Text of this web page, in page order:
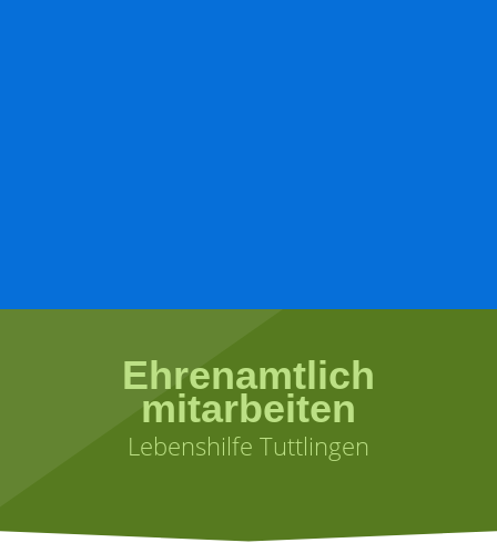
Ehrenamtlich
mitarbeiten
Lebenshilfe Tuttlingen